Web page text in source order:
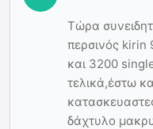
Τώρα
περσινός
και 3200
τελικά,έστω
δάχτυλο